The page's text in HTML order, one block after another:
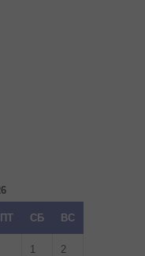
ПТ СБ ВС
1 2